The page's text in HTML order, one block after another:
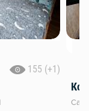
155 (+1)